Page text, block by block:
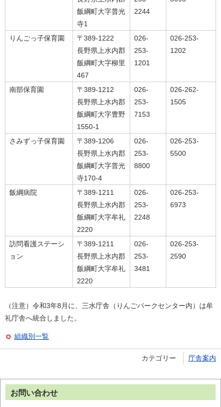
飯綱町大字普光
寺1
2244
りんごっ子保育園
〒389-1222
長野県上水内郡
飯綱町大字柳里
467
026-
253-
1201
026-253-
1202
南部保育園
〒389-1212
長野県上水内郡
飯綱町大字豊野
1550-1
026-
253-
7153
026-262-
1505
さみずっ子保育園
〒389-1206
長野県上水内郡
飯綱町大字普光
寺170-4
026-
253-
8800
026-253-
5500
飯綱病院
〒389-1211
長野県上水内郡
飯綱町大字牟礼
2220
026-
253-
2248
026-253-
6973
訪問看護ステーシ
ョン
〒389-1211
長野県上水内郡
飯綱町大字牟礼
2220
026-
253-
3481
026-253-
2590
（注意）令和3年8月に、三水庁舎（りんごパークセンター内）は牟
礼庁舎へ統合しました。
組織別一覧
カテゴリー 庁舎案内
お問い合わせ